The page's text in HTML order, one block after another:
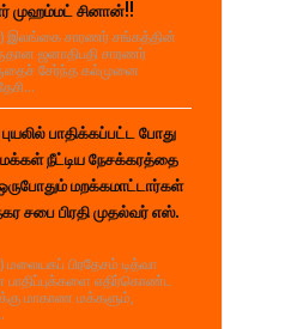
சினான்!!
இலங்கை சாரணர் சங்கத்தின்
ஜனாதிபதி சாரணர்
சேர்ந்த கல்முனை
பாதிக்கப்பட்ட போது
நீட்டிய நேசக்கரத்தை
மறக்கமாட்டார்கள்
சபை பிரதி முதல்வர் எஸ்.
மலையகப் பிரதேசம் டித்வா
பாதிப்புக்களை எதிர்கொண்ட
மாகாண மக்களும்,